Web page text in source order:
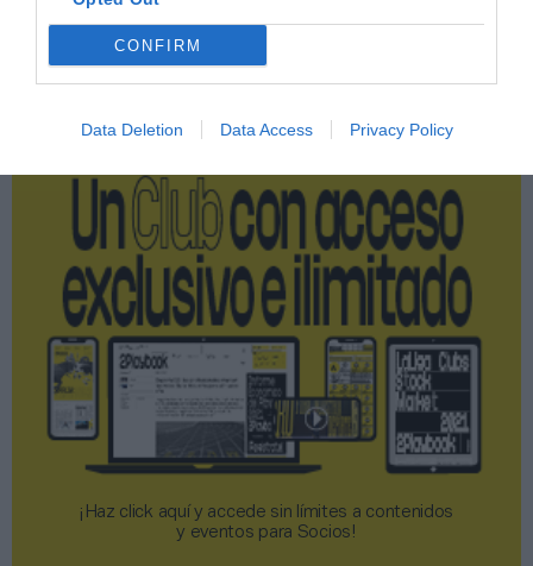
CONFIRM
Data Deletion Data Access Privacy Policy
Publicidad
2Playbook Club
¡Haz click aquí y accede sin límites a contenidos
y eventos para Socios!​​​​​​​